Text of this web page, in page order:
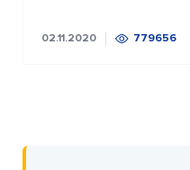
02.11.2020 779656